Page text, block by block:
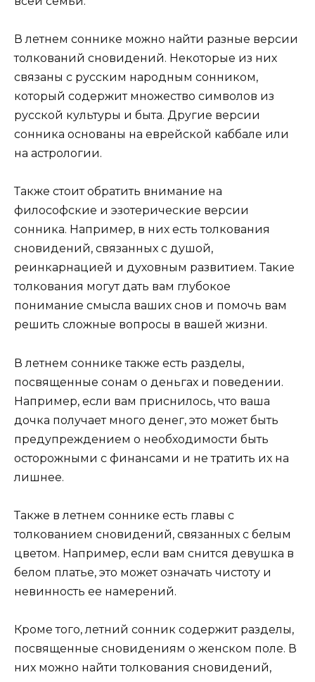
В летнем соннике можно найти разные версии
толкований сновидений. Некоторые из них
связаны с русским народным сонником,
который содержит множество символов из
русской культуры и быта. Другие версии
сонника основаны на еврейской каббале или
на астрологии.
Также стоит обратить внимание на
философские и эзотерические версии
сонника. Например, в них есть толкования
сновидений, связанных с душой,
реинкарнацией и духовным развитием. Такие
толкования могут дать вам глубокое
понимание смысла ваших снов и помочь вам
решить сложные вопросы в вашей жизни.
В летнем соннике также есть разделы,
посвященные сонам о деньгах и поведении.
Например, если вам приснилось, что ваша
дочка получает много денег, это может быть
предупреждением о необходимости быть
осторожными с финансами и не тратить их на
лишнее.
Также в летнем соннике есть главы с
толкованием сновидений, связанных с белым
цветом. Например, если вам снится девушка в
белом платье, это может означать чистоту и
невинность ее намерений.
Кроме того, летний сонник содержит разделы,
посвященные сновидениям о женском поле. В
них можно найти толкования сновидений,